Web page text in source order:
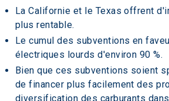
La Californie et le Texas offrent
plus rentable.
Le cumul des subventions en
électriques lourds d'environ 90 %.
Bien que ces subventions soient
de financer plus facilement des
diversification des carburants